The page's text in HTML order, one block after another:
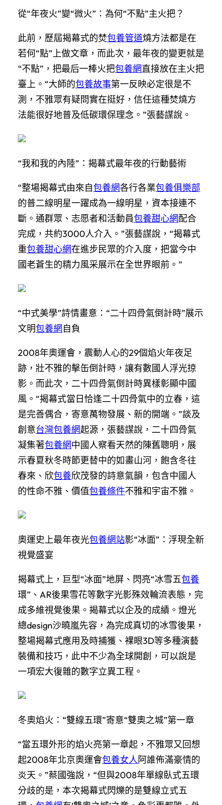
從“年夜火”變“微火”：為何“不點”主火把？
此前，歷屆揭幕式的焚包養管道燒方法都是在
若何“點”上做文章，而此次，最年夜的變更就是
“不點”，把最后一棒火把包養網直接放在主火把
臺上。“大師的包養故事第一反映必定很是不
測，不雅眾有疑問實在挺好，信任這種焚燒方
法能很好地普及低碳環保理念。”張藝謀說。
“我和我的內陸”：揭幕式最年夜的行動藝術
“整場揭幕式由來自包養網各行各業包養俱樂部
的普二線明星一躍成為一線明星，資本接連不
斷。通群眾、志愿者和活動員包養甜心網配合
完成，共約3000人介入。”張藝謀說，“揭幕式
重包養甜心網在進步民眾的介入度，把當今中
國老蒼生的精力風采展示在全世界眼前。”
“中式美學”詩情畫意：“二十四骨氣倒計時”展示
文明包養網 自負
2008年奧運會，震動人心的29個焰火年夜足
跡，壯不雅的擊缶倒計時，讓有數國人浮光掠
影。而此次，二十四骨氣倒計時異樣彰顯中國
風。“揭幕式當日恰逢二十四骨氣中的立春，這
是完善偶合，寄意萬物發展、新的開端。”談及
創意台灣包養網起源，張藝謀說，二十四骨氣
凝集著包養網中國人察看天然的陳舊聰明，展
示春夏秋冬時節更替中的如畫山河，飽含冬往
春來、欣包養欣茂發的詩意氣韻，包含中國人
的性命不雅、價值包養條件不雅和宇宙不雅。
奧運史上最年夜光包養網站影“冰面”：浮現全新
視覺盛宴
揭幕式上，巨型“冰面”地屏、閃亮“冰雪五包養
環”、AR後果雪花等數字光影殊效輪流表態，完
成多維視覺後果。揭幕式以企及的成績。燈光
總design沙曉嵐先容，為完成真切的冰雪後果，
整場揭幕式應用及時捕獲、裸眼3D等多種演藝
裝備和技巧，此中不少為全球開創，可以說是
一項宏大復雜的數字立異工程。
冬奧焰火：“雙線五環”寄意“雙奧之城”第一章
“當五環外形的焰火亮第一章起，不雅眾又回想
起2008年北京奧運會包養女人阿誰佈滿豪情的
炎天。”蔡國強說，“但與2008年單線臥式五環
分歧的是，本次揭幕式閃爍的是雙線立式五